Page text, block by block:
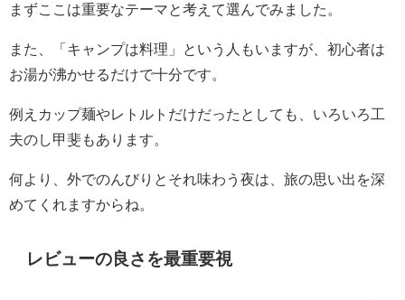
まずここは重要なテーマと考えて選んでみました。
また、「キャンプは料理」という人もいますが、初心者は
お湯が沸かせるだけで十分です。
例えカップ麺やレトルトだけだったとしても、いろいろ工
夫のし甲斐もあります。
何より、外でのんびりとそれ味わう夜は、旅の思い出を深
めてくれますからね。
レビューの良さを最重要視